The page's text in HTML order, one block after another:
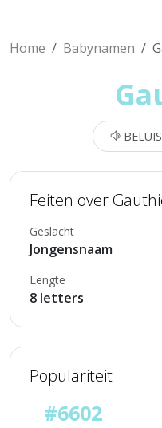
Home Babynamen
Feiten over
Geslacht
Jongensnaam
Lengte
8 letters
Populariteit
#6602